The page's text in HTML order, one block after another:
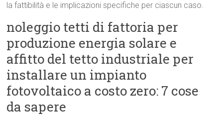
la fattibilità e le implicazioni specifiche per ciascun caso.
noleggio tetti di fattoria per
produzione energia solare e
affitto del tetto industriale per
installare un impianto
fotovoltaico a costo zero: 7 cose
da sapere